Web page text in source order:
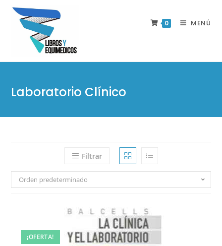
0 MENÚ
Laboratorio Clínico
Filtrar
Orden predeterminado
¡OFERTA!